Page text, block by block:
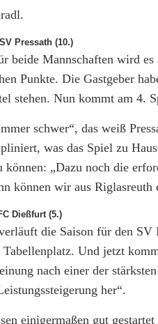
Pressath (10.)
beide Mannschaften wird
Punkte. Die Gastgeber
stehen. Nun kommt am 4.
schwer“, das weiß
was das Spiel zu
können: „Dazu noch die
können wir aus Riglasreuth
Dießfurt (5.)
die Saison für den
Und jetzt
nach einer der
her“.
einigermaßen gut